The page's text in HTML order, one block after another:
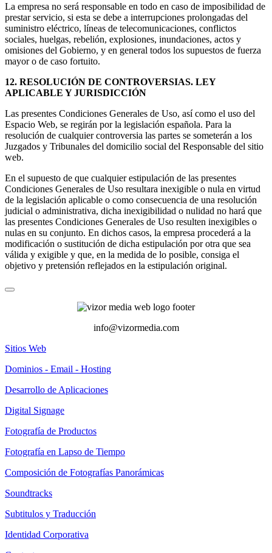
La empresa no será responsable en todo en caso de imposibilidad de
prestar servicio, si esta se debe a interrupciones prolongadas del
suministro eléctrico, líneas de telecomunicaciones, conflictos
sociales, huelgas, rebelión, explosiones, inundaciones, actos y
omisiones del Gobierno, y en general todos los supuestos de fuerza
mayor o de caso fortuito.
12. RESOLUCIÓN DE CONTROVERSIAS. LEY
APLICABLE Y JURISDICCIÓN
Las presentes Condiciones Generales de Uso, así como el uso del
Espacio Web, se regirán por la legislación española. Para la
resolución de cualquier controversia las partes se someterán a los
Juzgados y Tribunales del domicilio social del Responsable del sitio
web.
En el supuesto de que cualquier estipulación de las presentes
Condiciones Generales de Uso resultara inexigible o nula en virtud
de la legislación aplicable o como consecuencia de una resolución
judicial o administrativa, dicha inexigibilidad o nulidad no hará que
las presentes Condiciones Generales de Uso resulten inexigibles o
nulas en su conjunto. En dichos casos, la empresa procederá a la
modificación o sustitución de dicha estipulación por otra que sea
válida y exigible y que, en la medida de lo posible, consiga el
objetivo y pretensión reflejados en la estipulación original.
info@vizormedia.com
Sitios Web
Dominios - Email - Hosting
Desarrollo de Aplicaciones
Digital Signage
Fotografía de Productos
Fotografía en Lapso de Tiempo
Composición de Fotografías Panorámicas
Soundtracks
Subtitulos y Traducción
Identidad Corporativa